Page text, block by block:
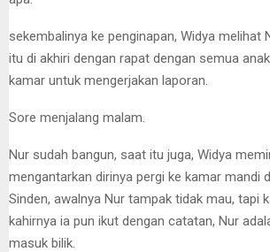
sekembalinya ke penginapan, Widya melihat
itu di akhiri dengan rapat dengan semua
kamar untuk mengerjakan laporan.
Sore menjalang malam.
Nur sudah bangun, saat itu juga, Widya
mengantarkan dirinya pergi ke kamar mandi
Sinden, awalnya Nur tampak tidak mau, tapi
kahirnya ia pun ikut dengan catatan, Nur
masuk bilik.